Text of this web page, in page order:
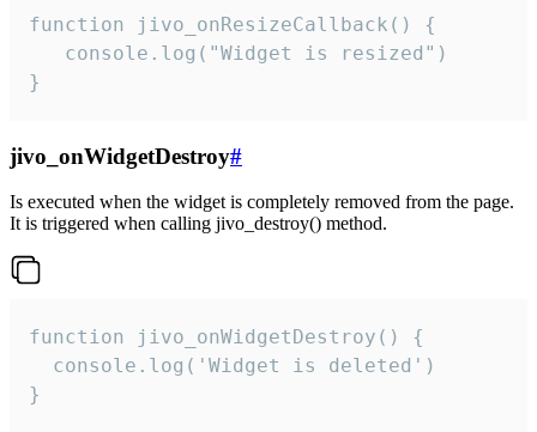
function jivo_onResizeCallback() {
   console.log("Widget is resized")
}
jivo_onWidgetDestroy#
Is executed when the widget is completely removed from the page.
It is triggered when calling jivo_destroy() method.
function jivo_onWidgetDestroy() {
  console.log('Widget is deleted')
}